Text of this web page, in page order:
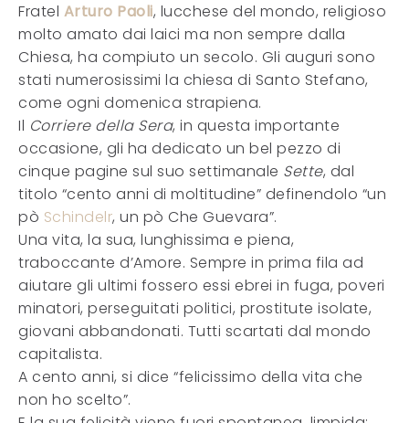
Fratel Arturo Paoli, lucchese del mondo, religioso
molto amato dai laici ma non sempre dalla
Chiesa, ha compiuto un secolo. Gli auguri sono
stati numerosissimi la chiesa di Santo Stefano,
come ogni domenica strapiena.
Il Corriere della Sera, in questa importante
occasione, gli ha dedicato un bel pezzo di
cinque pagine sul suo settimanale Sette, dal
titolo “cento anni di moltitudine” definendolo “un
pò Schindelr, un pò Che Guevara”.
Una vita, la sua, lunghissima e piena,
traboccante d’Amore. Sempre in prima fila ad
aiutare gli ultimi fossero essi ebrei in fuga, poveri
minatori, perseguitati politici, prostitute isolate,
giovani abbandonati. Tutti scartati dal mondo
capitalista.
A cento anni, si dice “felicissimo della vita che
non ho scelto”.